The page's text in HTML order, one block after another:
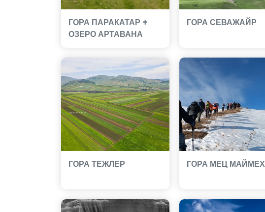
ГОРА ПАРАКАТАР +
ОЗЕРО АРТАВАНА
ГОРА СЕВАЖАЙР
ГОРА ТЕЖЛЕР ГОРА МЕЦ МАЙМЕХ